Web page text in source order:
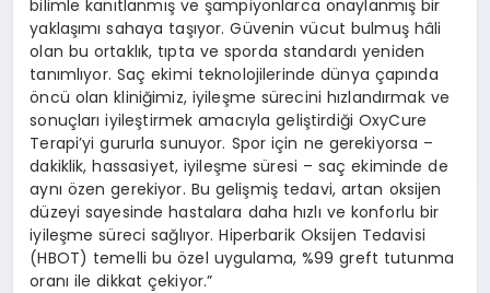
bilimle kanıtlanmış ve şampiyonlarca onaylanmış bir
yaklaşımı sahaya taşıyor. Güvenin vücut bulmuş hâli
olan bu ortaklık, tıpta ve sporda standardı yeniden
tanımlıyor. Saç ekimi teknolojilerinde dünya çapında
öncü olan kliniğimiz, iyileşme sürecini hızlandırmak ve
sonuçları iyileştirmek amacıyla geliştirdiği OxyCure
Terapi’yi gururla sunuyor. Spor için ne gerekiyorsa –
dakiklik, hassasiyet, iyileşme süresi – saç ekiminde de
aynı özen gerekiyor. Bu gelişmiş tedavi, artan oksijen
düzeyi sayesinde hastalara daha hızlı ve konforlu bir
iyileşme süreci sağlıyor. Hiperbarik Oksijen Tedavisi
(HBOT) temelli bu özel uygulama, %99 greft tutunma
oranı ile dikkat çekiyor.”